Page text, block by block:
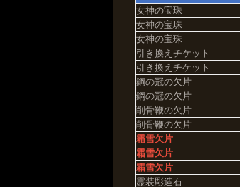
女神の宝珠
女神の宝珠
女神の宝珠
引き換えチケット
引き換えチケット
鋼の冠の欠片
鋼の冠の欠片
削骨鞭の欠片
削骨鞭の欠片
霜雪欠片
霜雪欠片
霜雪欠片
霊装彫造石